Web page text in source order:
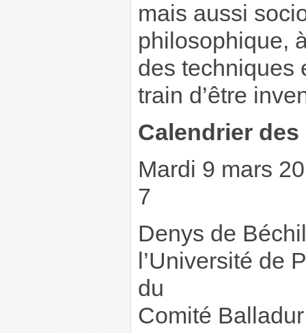
mais aussi
philosophique,
des techniques
train d’être
Calendrier
Mardi 9 mars
7
Denys de
l’Université de
du
Comité